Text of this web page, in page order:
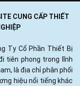
CUNG CẤP THIẾT
Ty Cổ Phần Thiết Bị
tiên phong trong lĩnh
là địa chỉ phân phối
hiệu nổi tiếng khác